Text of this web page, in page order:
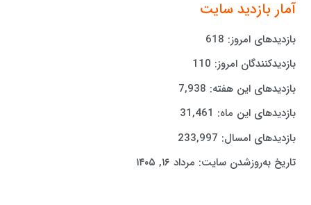
آمار بازدید سایت
بازدیدهای امروز: 618
بازدیدکنندگان امروز: 110
بازدیدهای این هفته: 7,938
بازدیدهای این ماه: 31,461
بازدیدهای امسال: 233,997
تاریخ به‌روزشدن سایت: مرداد ۱۶, ۱۴۰۵